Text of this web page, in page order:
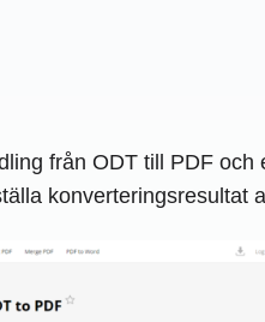
från ODT till PDF
konverteringsresultat